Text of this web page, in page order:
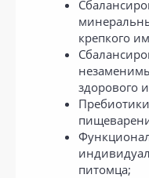
крепкого
здорового
питомца;